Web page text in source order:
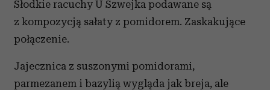
Słodkie racuchy U Szwejka podawane są
z kompozycją sałaty z pomidorem. Zaskakujące
połączenie.
Jajecznica z suszonymi pomidorami,
parmezanem i bazylią wygląda jak breja, ale